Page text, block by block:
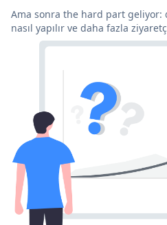
Ama sonra the hard part
nasıl yapılır ve daha fazla